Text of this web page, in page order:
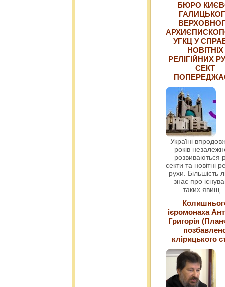
БЮРО
УГКЦ У
НОВІТНІХ
РЕЛІГІЙНИХ
СЕКТ
Україні
років
розвиваються
секти та новітні
рухи. Більшість
знає про
таких явищ
ієромонаха
Григорія
клірицького